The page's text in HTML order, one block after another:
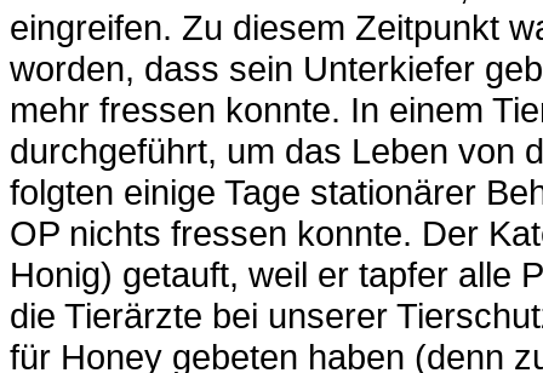
eingreifen. Zu diesem Zeitpunkt
worden, dass sein Unterkiefer
mehr fressen konnte. In einem
durchgeführt, um das Leben von
folgten einige Tage stationärer
OP nichts fressen konnte. Der
Honig) getauft, weil er tapfer alle
die Tierärzte bei unserer
für Honey gebeten haben (denn